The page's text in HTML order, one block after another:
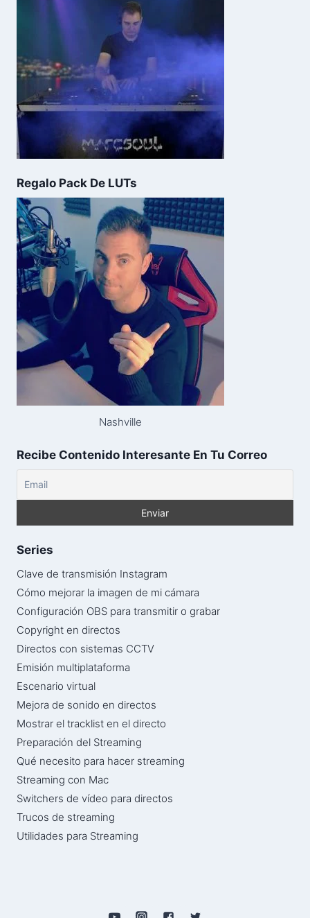
Regalo Pack De LUTs
Nashville
Recibe Contenido Interesante En Tu Correo
Series
Clave de transmisión Instagram
Cómo mejorar la imagen de mi cámara
Configuración OBS para transmitir o grabar
Copyright en directos
Directos con sistemas CCTV
Emisión multiplataforma
Escenario virtual
Mejora de sonido en directos
Mostrar el tracklist en el directo
Preparación del Streaming
Qué necesito para hacer streaming
Streaming con Mac
Switchers de vídeo para directos
Trucos de streaming
Utilidades para Streaming